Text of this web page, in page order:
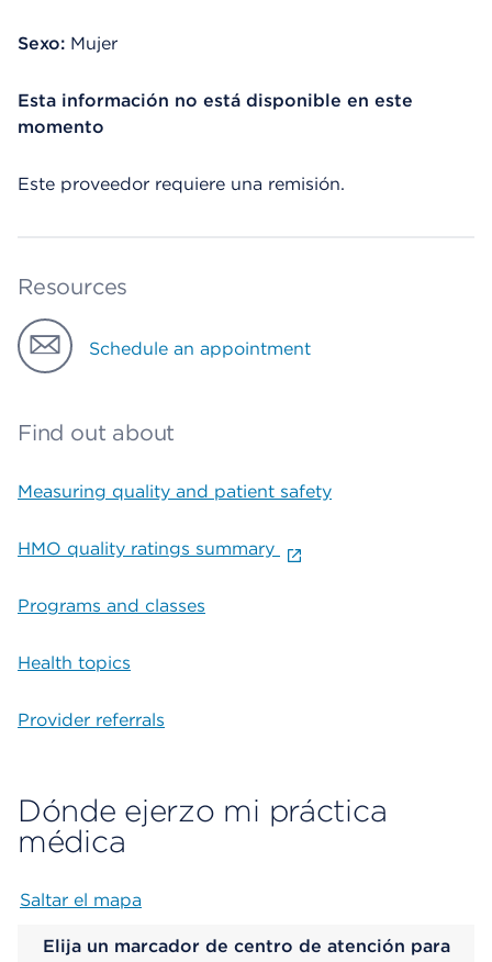
Sexo: Mujer
Esta información no está disponible en este
momento
Este proveedor requiere una remisión.
Resources
Schedule an appointment
Find out about
Measuring quality and patient safety
HMO quality ratings summary
Programs and classes
Health topics
Provider referrals
Dónde ejerzo mi práctica
médica
Saltar el mapa
Elija un marcador de centro de atención para